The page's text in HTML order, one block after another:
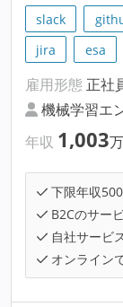
slack
jira
esa
雇用形態 正社
機械学習エ
年収 1,003
下限年収
B2Cのサー
自社サービ
オンライン